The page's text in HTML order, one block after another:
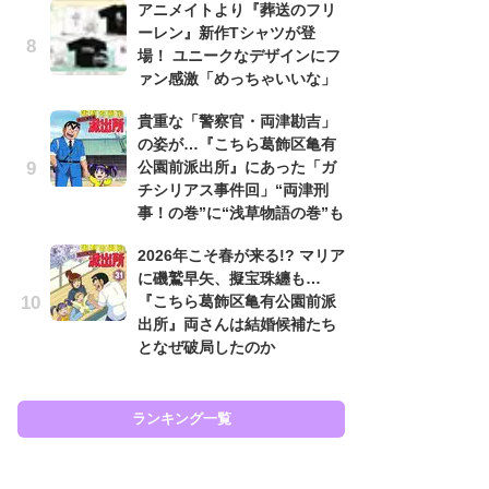
アニメイトより『葬送のフリ
ーレン』新作Tシャツが登
場！ ユニークなデザインにフ
ァン感激「めっちゃいいな」
貴重な「警察官・両津勘吉」
の姿が…『こちら葛飾区亀有
公園前派出所』にあった「ガ
チシリアス事件回」“両津刑
事！の巻”に“浅草物語の巻”も
2026年こそ春が来る!? マリア
に磯鷲早矢、擬宝珠纏も…
『こちら葛飾区亀有公園前派
出所』両さんは結婚候補たち
となぜ破局したのか
ランキング一覧